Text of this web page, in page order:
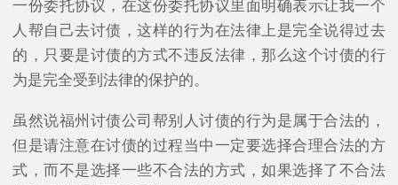
一份委托协议，在这份委托协议里面明确表示让我一个
人帮自己去讨债，这样的行为在法律上是完全说得过去
的，只要是讨债的方式不违反法律，那么这个讨债的行
为是完全受到法律的保护的。
虽然说福州讨债公司帮别人讨债的行为是属于合法的，
但是请注意在讨债的过程当中一定要选择合理合法的方
式，而不是选择一些不合法的方式，如果选择了不合法